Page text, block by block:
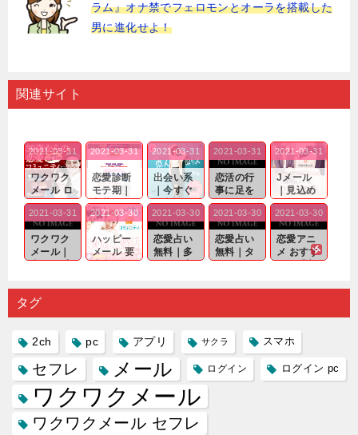
ラム』オナ禁でフェロモンとオーラを搭載した
男に進化せよ！
関連サイト
ワクワク
メール ロ
グイン pc
｜心の底
から真
剣...
2021-03-31
恋愛診断
モテ期｜
老若男女
問わ
ず…。
2021-03-31
出会い系
｜今すぐ
仲良くな
れる相手
探しをし
たいと...
2021-03-31
恋活の行
事に足を
運んでも
出会いの
チャンス
が訪れ...
2021-03-31
Jメール
｜見込め
る効果が
確実なも
のであっ
ても…...
2021-03-31
ワクワク
メール｜
り会った
人に軽...
2021-03-31
ハッピー
メール 要
するので
2021-03-30
恋愛占い
無料｜多
プリの内
2021-03-30
恋愛占い
無料｜タ
る人に恋
2021-03-30
恋愛アニ
メ おすす
雑で素人
2021-03-30
タグ
2ch pc アプリ サクラ スマホ
セフレ メール ログイン ログイン pc
ワクワクメール
ワクワクメール セフレ